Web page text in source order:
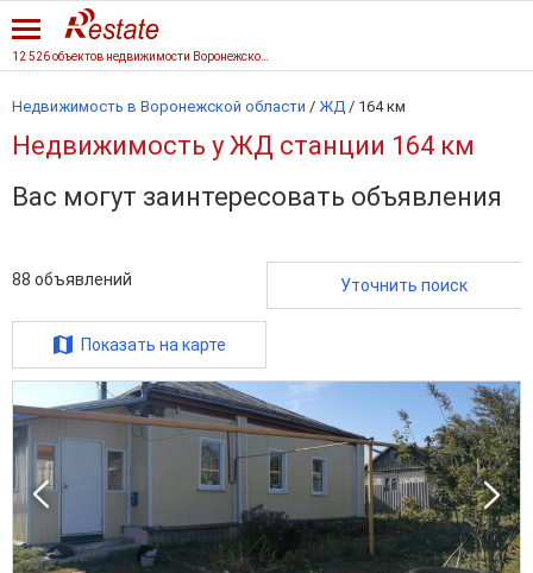
Недвижимость в Воронежской области / ЖД / 164 км
Недвижимость у ЖД станции 164 км
Вас могут заинтересовать объявления
88 объявлений Уточнить поиск
Показать на карте